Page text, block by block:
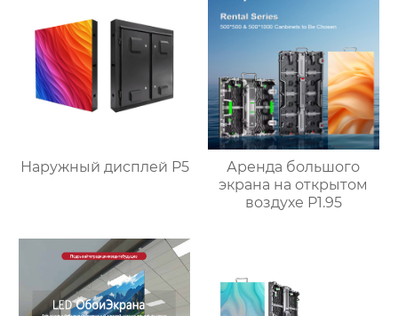
Наружный дисплей P5
Аренда большого
экрана на открытом
воздухе P1.95